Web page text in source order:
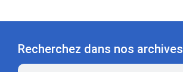
Recherchez dans nos archives